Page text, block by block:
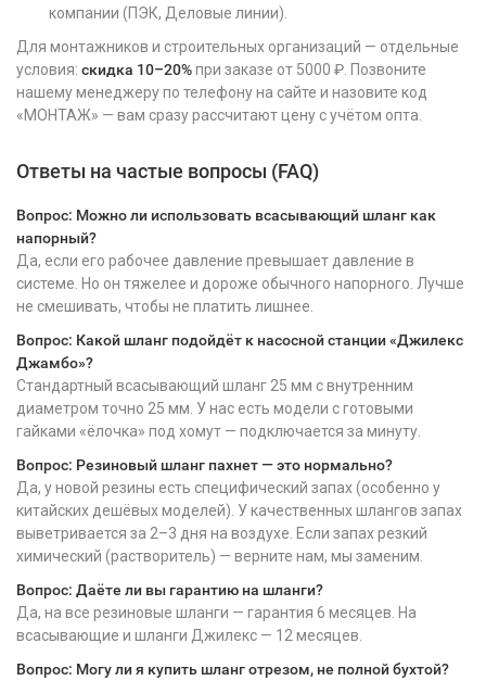
компании (ПЭК, Деловые линии).
Для монтажников и строительных организаций — отдельные
условия: скидка 10–20%при заказе от 5000 ₽. Позвоните
нашему менеджеру по телефону на сайте и назовите код
«МОНТАЖ» — вам сразу рассчитают цену с учётом опта.
Ответы на частые вопросы (FAQ)
Вопрос: Можно ли использовать всасывающий шланг как
напорный?
Да, если его рабочее давление превышает давление в
системе. Но он тяжелее и дороже обычного напорного. Лучше
не смешивать, чтобы не платить лишнее.
Вопрос: Какой шланг подойдёт к насосной станции «Джилекс
Джамбо»?
Стандартный всасывающий шланг 25 мм с внутренним
диаметром точно 25 мм. У нас есть модели с готовыми
гайками «ёлочка» под хомут — подключается за минуту.
Вопрос: Резиновый шланг пахнет — это нормально?
Да, у новой резины есть специфический запах (особенно у
китайских дешёвых моделей). У качественных шлангов запах
выветривается за 2–3 дня на воздухе. Если запах резкий
химический (растворитель) — верните нам, мы заменим.
Вопрос: Даёте ли вы гарантию на шланги?
Да, на все резиновые шланги — гарантия 6 месяцев. На
всасывающие и шланги Джилекс — 12 месяцев.
Вопрос: Могу ли я купить шланг отрезом, не полной бухтой?